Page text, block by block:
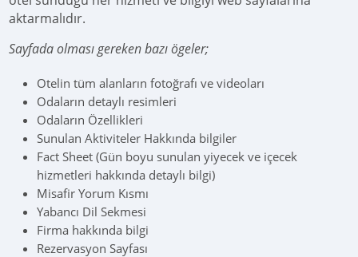
aktarmalıdır.
Sayfada olması gereken bazı ögeler;
Otelin tüm alanların fotoğrafı ve videoları
Odaların detaylı resimleri
Odaların Özellikleri
Sunulan Aktiviteler Hakkında bilgiler
Fact Sheet (Gün boyu sunulan yiyecek ve içecek
hizmetleri hakkında detaylı bilgi)
Misafir Yorum Kısmı
Yabancı Dil Sekmesi
Firma hakkında bilgi
Rezervasyon Sayfası